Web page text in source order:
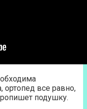
ортопед все равно,
подушку.